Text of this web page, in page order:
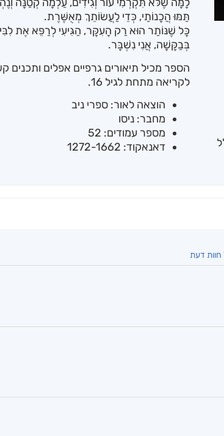
תַּמּוּ הֲכָנוֹתַי, כְּדֵי לַעֲשׂוֹתֵךְ מְאֻשֶּׁרֶת.
כָּל שֶׁנּוֹתַר הוּא רַק הָעִקָּר, הַגִּיעִי לְרַפֵּא אֶת
בְּבַקָּשָׁה, אֲנִי נִשְׁבָּר.
הספר מכיל תיאורים גרפיים אפלים ותכנים
לקריאה מתחת לגיל 16.
הוצאה לאור: ספרי ניב
מחבר: ניסו
מספר עמודים: 52
דאנאקוד: 1272-1662